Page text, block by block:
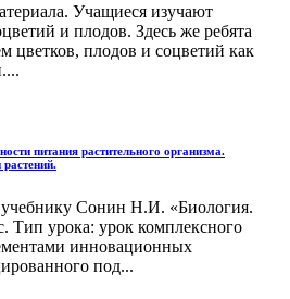
Учащиеся изучают
и плодов. Здесь же ребята
цветков, плодов и соцветий как
питания растительного организма.
растений.
учебнику Сонин Н.И. «Биология.
Тип урока: урок комплексного
инновационных
под...